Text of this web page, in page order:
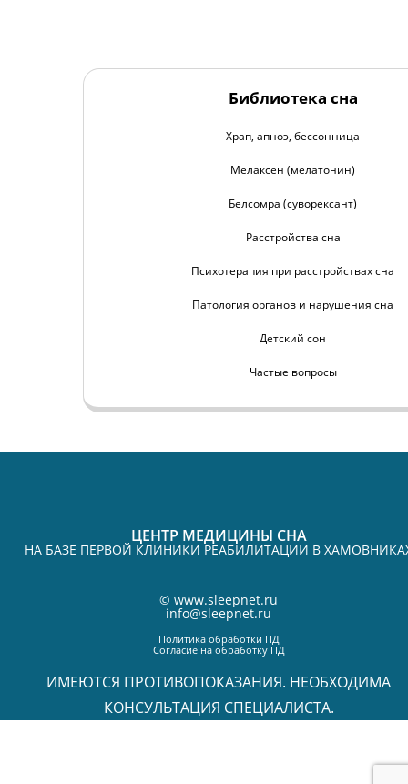
Библиотека сна
Храп, апноэ, бессонница
Мелаксен (мелатонин)
Белсомра (суворексант)
Расстройства сна
Психотерапия при расстройствах сна
Патология органов и нарушения сна
Детский сон
Частые вопросы
ЦЕНТР МЕДИЦИНЫ СНА
НА БАЗЕ ПЕРВОЙ КЛИНИКИ РЕАБИЛИТАЦИИ В
© www.sleepnet.ru
info@sleepnet.ru
Политика обработки ПД
Согласие на обработку ПД
ИМЕЮТСЯ ПРОТИВОПОКАЗАНИЯ. НЕОБХОДИМА
КОНСУЛЬТАЦИЯ СПЕЦИАЛИСТА.